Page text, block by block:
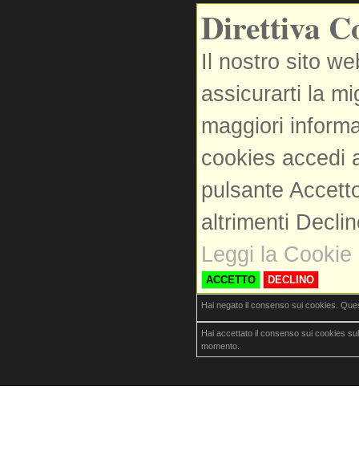
Direttiva
Il nostro sito
assicurarti la
maggiori
cookies accedi
pulsante
altrimenti
Leggi la Cookie
ACCETTO DECLINO
Hai negato il consenso sui cookies.
Hai accettato il consenso sui cookies
momento.